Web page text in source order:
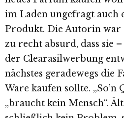
im Laden ungefragt auch
Produkt. Die Autorin war
zu recht absurd, dass sie
der Clearasilwerbung
nächstes geradewegs die
Ware kaufen sollte. „So’n
„braucht kein Mensch“.